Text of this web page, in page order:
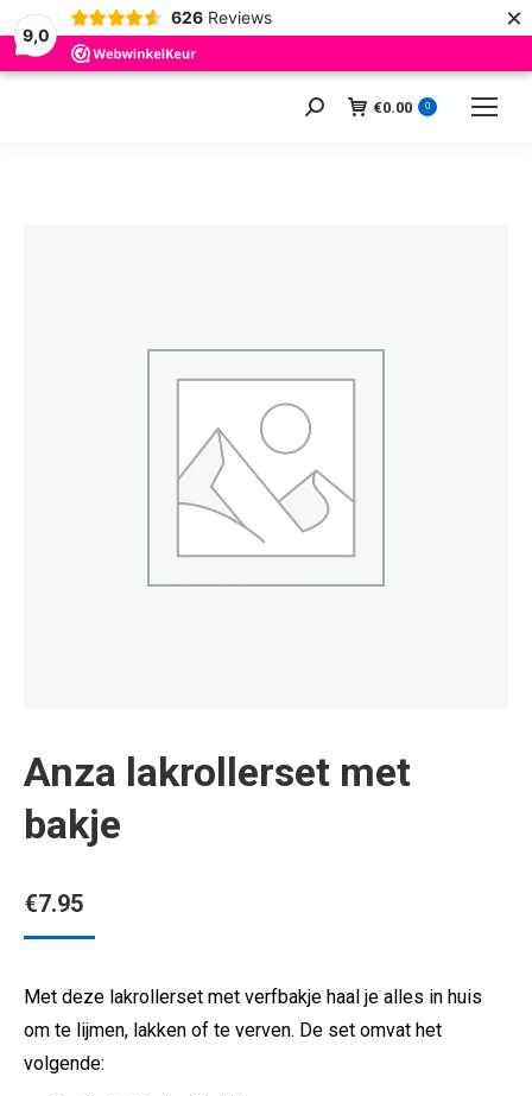
9,0
626 Reviews ×
Zoeken: €0.00 0
Anza lakrollerset met
bakje
€7.95
Met deze lakrollerset met verfbakje haal je alles in huis
om te lijmen, lakken of te verven. De set omvat het
volgende: